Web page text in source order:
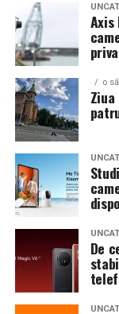
Beneficiul
Decizia se ia
ginecologul
considerare:
ovariană curentă,
anterioare și
Când intervine
infertilității?
Indicații clare
la puncție,
pe
Configurația
beneficiarului. La
suplimentare,
distanță și
Gama
lungime
Axis
o
De